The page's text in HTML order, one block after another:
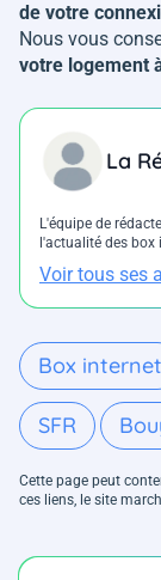
de votre
Nous vous
votre logement
La
L'équipe de
l'actualité des
Voir tous ses
Box internet
SFR
Cette page peut
ces liens, le site